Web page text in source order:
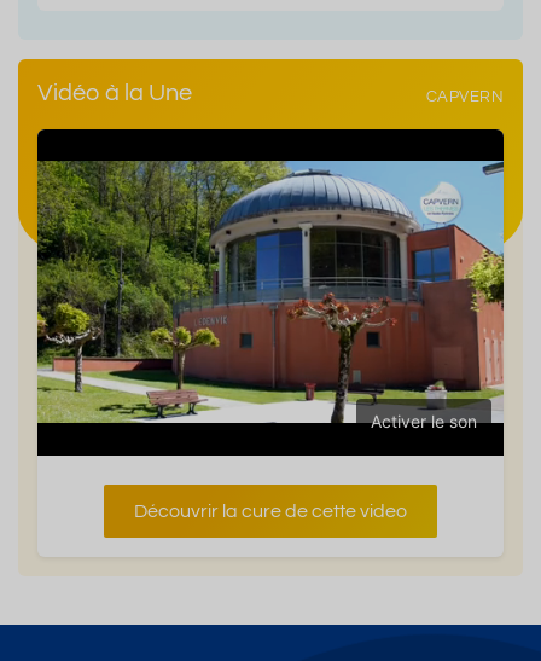
Vidéo à la Une CAPVERN
Activer le son
Découvrir la cure de cette video